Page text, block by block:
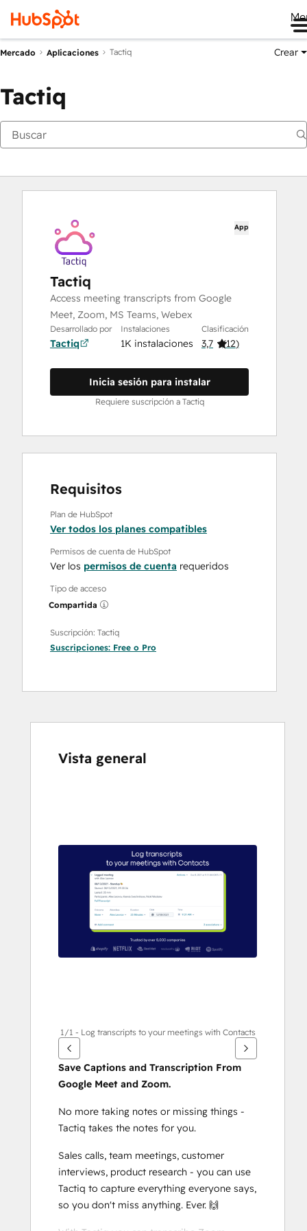
Mercado Aplicaciones Tactiq Crear
Tactiq
App
Tactiq
Access meeting transcripts from Google
Meet, Zoom, MS Teams, Webex
Desarrollado por
Tactiq
Instalaciones
1K instalaciones
Clasificación
3,7 (12)
Inicia sesión para instalar
Requiere suscripción a Tactiq
Requisitos
Plan de HubSpot
Ver todos los planes compatibles
Permisos de cuenta de HubSpot
Ver los permisos de cuenta requeridos
Tipo de acceso
Compartida
Suscripción: Tactiq
Suscripciones: Free o Pro
Vista general
flecha
elementos
1/1 - Log transcripts to your meetings with Contacts
Save Captions and Transcription From
Google Meet and Zoom.
No more taking notes or missing things -
Tactiq takes the notes for you.
Sales calls, team meetings, customer
interviews, product research - you can use
Tactiq to capture everything everyone says,
so you don't miss anything. Ever. 🙌